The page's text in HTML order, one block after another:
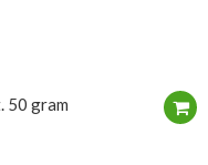
50 gram